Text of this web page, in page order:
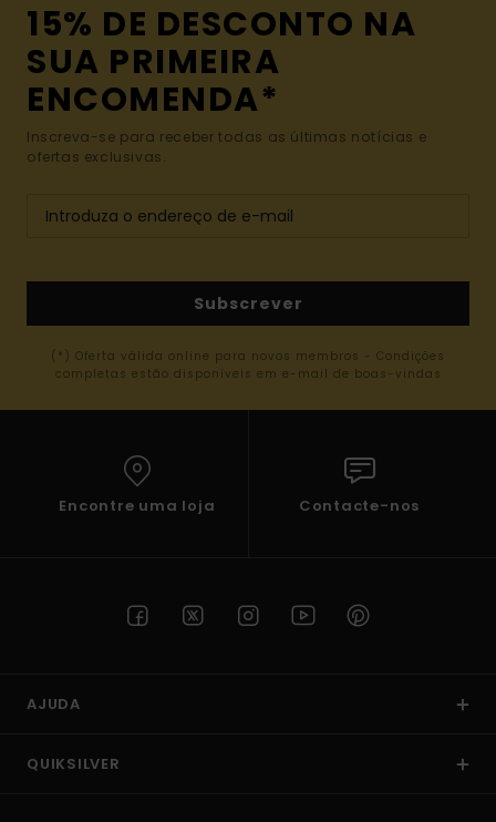
15% DE DESCONTO NA
SUA PRIMEIRA
ENCOMENDA*
Inscreva-se para receber todas as últimas notícias e
ofertas exclusivas.
Subscrever
(*) Oferta válida online para novos membros - Condições
completas estão disponíveis em e-mail de boas-vindas
Encontre uma loja Contacte-nos
AJUDA
QUIKSILVER